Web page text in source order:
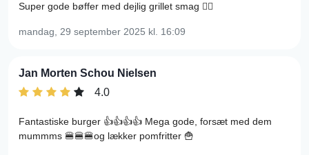
Super gode bøffer med dejlig grillet smag 👍🏿
mandag, 29 september 2025 kl. 16:09
Jan Morten Schou Nielsen
4.0
Fantastiske burger 👍👍👍👍 Mega gode, forsæt med dem
mummms 🍔🍔🍔og lækker pomfritter 🍟